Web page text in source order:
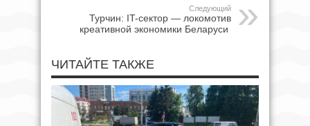
Следующий
Турчин: IT-сектор — локомотив
креативной экономики Беларуси
ЧИТАЙТЕ ТАКЖЕ